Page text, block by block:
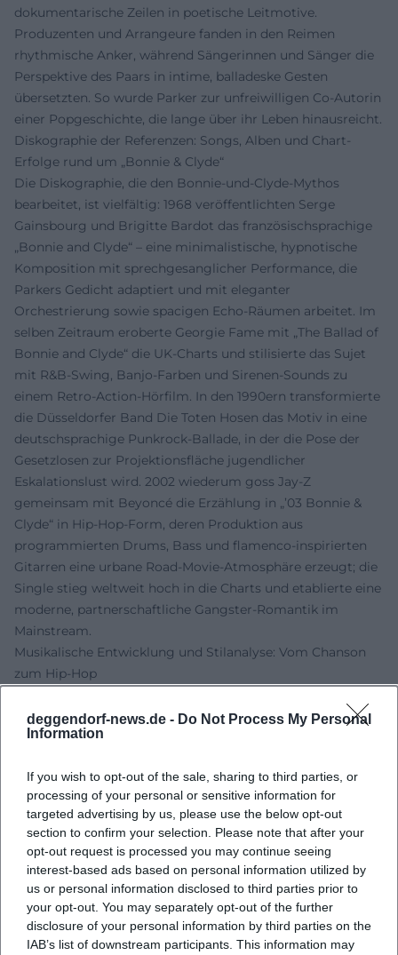
deggendorf-news.de - Do Not Process My Personal
Information
If you wish to opt-out of the sale, sharing to third parties, or
processing of your personal or sensitive information for
targeted advertising by us, please use the below opt-out
section to confirm your selection. Please note that after your
opt-out request is processed you may continue seeing
interest-based ads based on personal information utilized by
us or personal information disclosed to third parties prior to
your opt-out. You may separately opt-out of the further
disclosure of your personal information by third parties on the
IAB’s list of downstream participants. This information may
dokumentarische Zeilen in poetische Leitmotive.
Produzenten und Arrangeure fanden in den Reimen
rhythmische Anker, während Sängerinnen und Sänger die
Perspektive des Paars in intime, balladeske Gesten
übersetzten. So wurde Parker zur unfreiwilligen Co-Autorin
einer Popgeschichte, die lange über ihr Leben hinausreicht.
Diskographie der Referenzen: Songs, Alben und Chart-
Erfolge rund um „Bonnie & Clyde“
Die Diskographie, die den Bonnie-und-Clyde-Mythos
bearbeitet, ist vielfältig: 1968 veröffentlichten Serge
Gainsbourg und Brigitte Bardot das französischsprachige
„Bonnie and Clyde“ – eine minimalistische, hypnotische
Komposition mit sprechgesanglicher Performance, die
Parkers Gedicht adaptiert und mit eleganter
Orchestrierung sowie spacigen Echo-Räumen arbeitet. Im
selben Zeitraum eroberte Georgie Fame mit „The Ballad of
Bonnie and Clyde“ die UK-Charts und stilisierte das Sujet
mit R&B-Swing, Banjo-Farben und Sirenen-Sounds zu
einem Retro-Action-Hörfilm. In den 1990ern transformierte
die Düsseldorfer Band Die Toten Hosen das Motiv in eine
deutschsprachige Punkrock-Ballade, in der die Pose der
Gesetzlosen zur Projektionsfläche jugendlicher
Eskalationslust wird. 2002 wiederum goss Jay‑Z
gemeinsam mit Beyoncé die Erzählung in „’03 Bonnie &
Clyde“ in Hip‑Hop-Form, deren Produktion aus
programmierten Drums, Bass und flamenco-inspirierten
Gitarren eine urbane Road-Movie-Atmosphäre erzeugt; die
Single stieg weltweit hoch in die Charts und etablierte eine
moderne, partnerschaftliche Gangster-Romantik im
Mainstream.
Musikalische Entwicklung und Stilanalyse: Vom Chanson
zum Hip-Hop
Leitmotive identifizieren: Erstens das dialogische Prinzip –
zwei Stimmen, zwei Perspektiven, ein oszillierendes
Gainsbourg/Bardot arbeiten mit call-and-response,
filmischer Kammermusik und lakonischer Deklamation;
Produzent Claude Dejacques setzte auf intime Räume, in
denen jedes Zischen und Hauchen Bedeutung gewinnt.
Zweitens die Soundeffekte und Arrangements: Georgie
Fame übersetzt Verfolgungsjagden in perkussive Stabs,
Blechbläser-Fanfaren und akustische Signaturen, die
dramaturgisch denken wie im Kino. Drittens die
popkulturelle Semantik im Hip-Hop: „’03 Bonnie & Clyde“